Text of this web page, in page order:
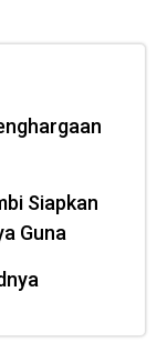
Siapkan
Guna